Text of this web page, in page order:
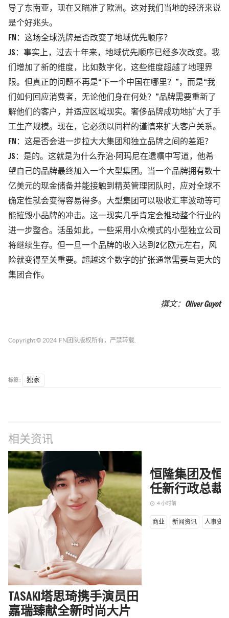
导了东南亚，现在又瞄准了欧洲。这对我们当地的经济来说
是个好兆头。
FN：这场全球洗牌是否改变了地域优先顺序？
JS：事实上，过去十年来，地域优先顺序已经多次改变。我
们增加了新的维度，比如数字化，这些维度超越了地理界
限。但真正的问题不再是“下一个中国在哪里？”，而是“我
们如何回应消费者，无论他们身在何处？”品牌需要重新了
解他们的客户，并适应区域现实。奢侈品牌成功地扩大了手
工生产规模。现在，它必须以同样的谨慎来扩大客户关系。
FN：这是否会进一步拉大大集团和独立品牌之间的差距？
JS：是的。这就是为什么乔治·阿玛尼在遗嘱中写道，他希
望自己的品牌最终加入一个大型集团。当一个品牌拥有数十
亿美元的现金储备并能接触到精英管理团队时，应对全球不
确定性就会变得容易得多。大型集团可以吸收汇率波动等可
能摧毁小品牌的冲击。这一现实几乎肯定会推动整个行业的
进一步整合。话虽如此，一些采用小众模式的小型独立公司
将继续生存。但一旦一个品牌的收入达到2亿欧元左右，风
险就变得至关重要。超越这个数字的扩张通常需要与更大的
集团合作。
撰文： Oliver Guyot
Copyright © 2024 FN团队 版权所有，严禁转载.
标签 : 独家
相关资讯
TASAKI塔思琦携手演员田
嘉瑞臻献全新时尚大片